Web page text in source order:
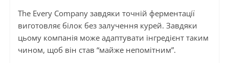
The Every Company завдяки точній ферментації
виготовляє білок без залучення курей. Завдяки
цьому компанія може адаптувати інгредієнт таким
чином, щоб він став “майже непомітним”.